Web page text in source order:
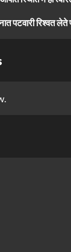
पटवारी रिश्वत लेते